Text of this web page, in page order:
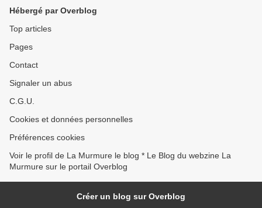
Hébergé par Overblog
Top articles
Pages
Contact
Signaler un abus
C.G.U.
Cookies et données personnelles
Préférences cookies
Voir le profil de La Murmure le blog * Le Blog du webzine La
Murmure sur le portail Overblog
Créer un blog sur Overblog